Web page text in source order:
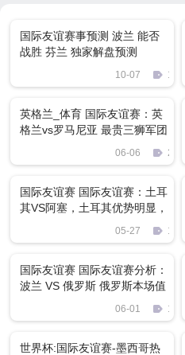
国际友谊赛事预测 波兰 能否
战胜 芬兰 独家解盘预测
10-07 1142
英格兰_体育 国际友谊赛：英
格兰vs罗马尼亚 最贵三狮军团
06-06 2249
国际友谊赛 国际友谊赛：土耳
其VS阿塞，土耳其优势明显，
05-27 1253
国际友谊赛 国际友谊赛分析：
波兰 VS 俄罗斯 俄罗斯本场值
06-01 1359
世界杯:国际友谊赛-墨西哥热